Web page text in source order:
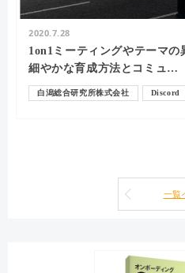
2020.7.28
1on1ミーティングやテーマの
細やかな育成方法とコミュ…
白潟総合研究所株式会社 Discord
一覧